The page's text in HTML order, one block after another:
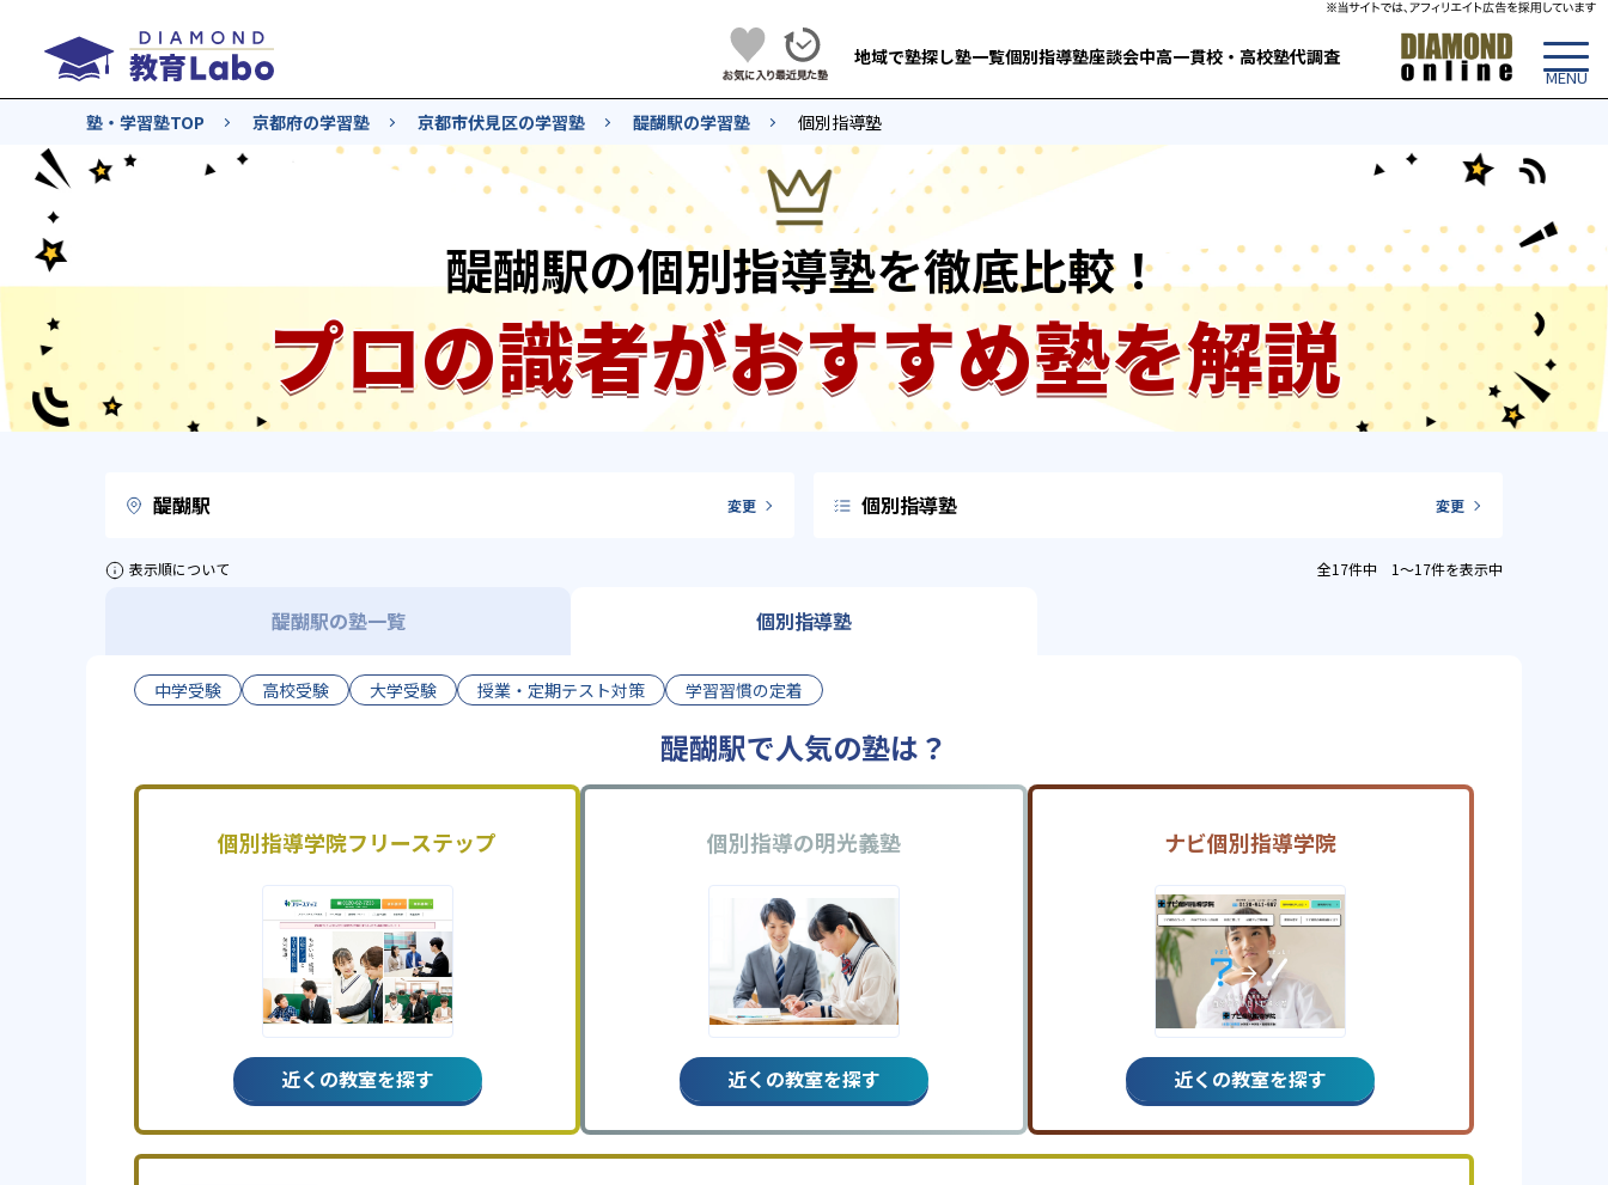
地域で塾探し塾一覧個別指導塾座談会中高一貫校・高校塾代調査
塾・学習塾TOP 京都府の学習塾 京都市伏見区の学習塾 醍醐駅の学習塾 個別指導塾
醍醐駅の個別指導塾を徹底比較！
プロの識者がおすすめ塾を解説
醍醐駅 変更 個別指導塾 変更
表示順について 全17件中 1〜17件を表示中
醍醐駅の塾一覧 個別指導塾
中学受験 高校受験 大学受験 授業・定期テスト対策 学習習慣の定着
醍醐駅で人気の塾は？
個別指導学院フリーステップ
近くの教室を探す
個別指導の明光義塾
近くの教室を探す
ナビ個別指導学院
近くの教室を探す